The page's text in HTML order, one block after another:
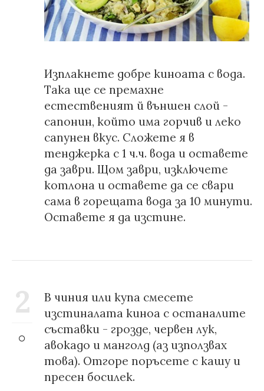
Изплакнете добре киноата с вода.
Така ще се премахне
естественият й външен слой -
сапонин, който има горчив и леко
сапунен вкус. Сложете я в
тенджерка с 1 ч.ч. вода и оставете
да заври. Щом заври, изключете
котлона и оставете да се свари
сама в горещата вода за 10 минути.
Oставете я да изстине.
2
В чиния или купа смесете
изстиналата киноа с останалите
съставки - грозде, червен лук,
авокадо и манголд (аз използвах
това). Отгоре поръсете с кашу и
пресен босилек.